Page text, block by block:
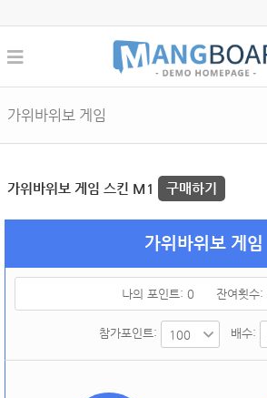
가위바위보 게임
가위바위보 게임 스킨 M1 구매하기
가위바위보 게임
나의 포인트: 0 잔여횟수:
참가포인트: 배수: